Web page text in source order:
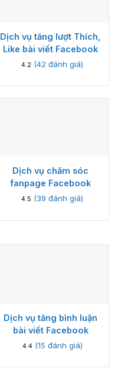
Dịch vụ tăng lượt Thích,
Like bài viết Facebook
4.2 (42 đánh giá)
Dịch vụ chăm sóc
fanpage Facebook
4.5 (39 đánh giá)
Dịch vụ tăng bình luận
bài viết Facebook
4.4 (15 đánh giá)